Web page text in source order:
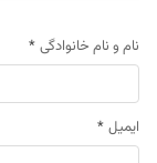
نام و نام خانوادگی *
ایمیل *